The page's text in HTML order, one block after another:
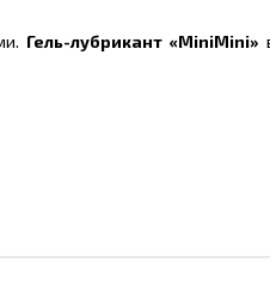
Гель-лубрикант «MiniMini»